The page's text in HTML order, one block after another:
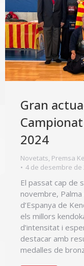
Gran
Campionat
2024
Novetats, Premsa
4 de desembre de
El passat cap de
novembre,
d’Espanya de
els millors
d’intensitat i
destacar amb
medalles de